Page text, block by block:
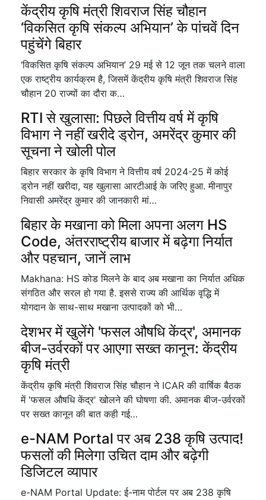
केंद्रीय कृषि मंत्री शिवराज सिंह चौहान
‘विकसित कृषि संकल्प अभियान’ के पांचवें दिन
पहुंचेंगे बिहार
‘विकसित कृषि संकल्प अभियान’ 29 मई से 12 जून तक चलने वाला
एक राष्ट्रीय कार्यक्रम है, जिसमें केंद्रीय कृषि मंत्री शिवराज सिंह
चौहान 20 राज्यों का दौरा क…
RTI से खुलासा: पिछले वित्तीय वर्ष में कृषि
विभाग ने नहीं खरीदे ड्रोन, अमरेंद्र कुमार की
सूचना ने खोली पोल
बिहार सरकार के कृषि विभाग ने वित्तीय वर्ष 2024-25 में कोई
ड्रोन नहीं खरीदा, यह खुलासा आरटीआई के जरिए हुआ. मीनापुर
निवासी अमरेंद्र कुमार की जानकारी मां…
बिहार के मखाना को मिला अपना अलग HS
Code, अंतरराष्ट्रीय बाजार में बढ़ेगा निर्यात
और पहचान, जानें लाभ
Makhana: HS कोड मिलने के बाद अब मखाना का निर्यात अधिक
संगठित और सरल हो गया है. इससे राज्य की आर्थिक वृद्धि में
योगदान के साथ-साथ मखाना उत्पादकों को भी…
देशभर में खुलेंगे 'फसल औषधि केंद्र', अमानक
बीज-उर्वरकों पर आएगा सख्त कानून: केंद्रीय
कृषि मंत्री
केंद्रीय कृषि मंत्री शिवराज सिंह चौहान ने ICAR की वार्षिक बैठक
में 'फसल औषधि केंद्र' खोलने की घोषणा की. अमानक बीज-उर्वरकों
पर सख्त कानून की बात कही गई…
e-NAM Portal पर अब 238 कृषि उत्पाद!
फसलों की मिलेगा उचित दाम और बढ़ेगी
डिजिटल व्यापार
e-NAM Portal Update: ई-नाम पोर्टल पर अब 238 कृषि